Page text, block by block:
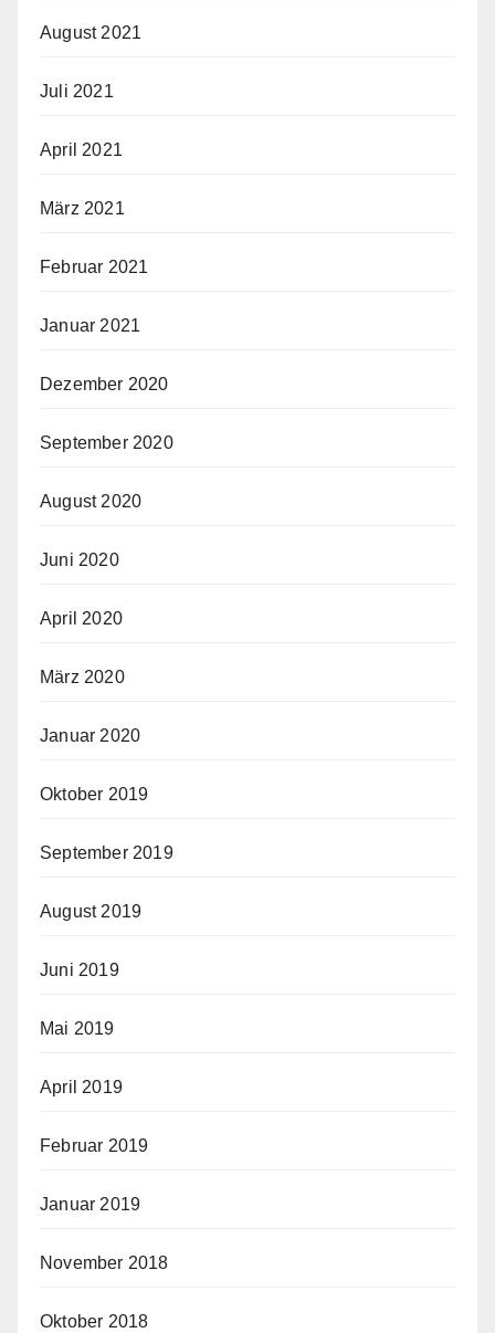
August 2021
Juli 2021
April 2021
März 2021
Februar 2021
Januar 2021
Dezember 2020
September 2020
August 2020
Juni 2020
April 2020
März 2020
Januar 2020
Oktober 2019
September 2019
August 2019
Juni 2019
Mai 2019
April 2019
Februar 2019
Januar 2019
November 2018
Oktober 2018